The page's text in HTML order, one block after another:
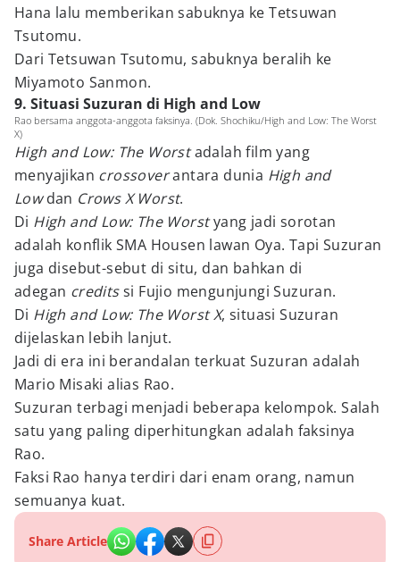
Hana lalu memberikan sabuknya ke Tetsuwan
Tsutomu.
Dari Tetsuwan Tsutomu, sabuknya beralih ke
Miyamoto Sanmon.
9. Situasi Suzuran di High and Low
Rao bersama anggota-anggota faksinya. (Dok. Shochiku/High and Low: The Worst
X)
High and Low: The Worstadalah film yang
menyajikan crossoverantara dunia High and
Lowdan Crows X Worst.
Di High and Low: The Worstyang jadi sorotan
adalah konflik SMA Housen lawan Oya. Tapi Suzuran
juga disebut-sebut di situ, dan bahkan di
adegan creditssi Fujio mengunjungi Suzuran.
Di High and Low: The Worst X, situasi Suzuran
dijelaskan lebih lanjut.
Jadi di era ini berandalan terkuat Suzuran adalah
Mario Misaki alias Rao.
Suzuran terbagi menjadi beberapa kelompok. Salah
satu yang paling diperhitungkan adalah faksinya
Rao.
Faksi Rao hanya terdiri dari enam orang, namun
semuanya kuat.
Share Article